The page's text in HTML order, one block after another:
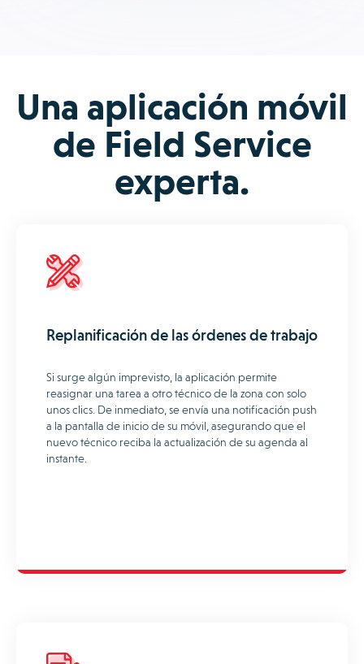
Una aplicación móvil
de Field Service
experta.
Replanificación de las órdenes de trabajo
Si surge algún imprevisto, la aplicación permite
reasignar una tarea a otro técnico de la zona con solo
unos clics. De inmediato, se envía una notificación push
a la pantalla de inicio de su móvil, asegurando que el
nuevo técnico reciba la actualización de su agenda al
instante.